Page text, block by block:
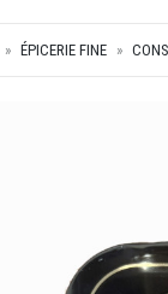
ÉPICERIE FINE